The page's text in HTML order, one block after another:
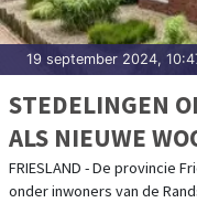
19 september 2024,
STEDELINGEN
ALS NIEUWE
FRIESLAND - De provincie
onder inwoners van de